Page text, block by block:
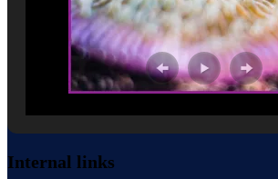
Internal links